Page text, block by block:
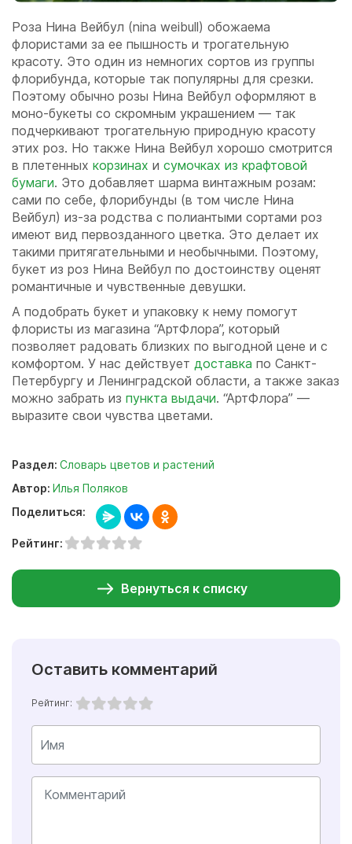
Роза Нина Вейбул (nina weibull) обожаема
флористами за ее пышность и трогательную
красоту. Это один из немногих сортов из группы
флорибунда, которые так популярны для срезки.
Поэтому обычно розы Нина Вейбул оформляют в
моно-букеты со скромным украшением — так
подчеркивают трогательную природную красоту
этих роз. Но также Нина Вейбул хорошо смотрится
в плетенных корзинах и сумочках из крафтовой
бумаги. Это добавляет шарма винтажным розам:
сами по себе, флорибунды (в том числе Нина
Вейбул) из-за родства с полиантыми сортами роз
имеют вид первозданного цветка. Это делает их
такими притягательными и необычными. Поэтому,
букет из роз Нина Вейбул по достоинству оценят
романтичные и чувственные девушки.
А подобрать букет и упаковку к нему помогут
флористы из магазина “АртФлора”, который
позволяет радовать близких по выгодной цене и с
комфортом. У нас действует доставка по Санкт-
Петербургу и Ленинградской области, а также заказ
можно забрать из пункта выдачи. “АртФлора” —
выразите свои чувства цветами.
Раздел: Словарь цветов и растений
Автор: Илья Поляков
Поделиться:
Рейтинг:
Вернуться к списку
Оставить комментарий
Рейтинг: